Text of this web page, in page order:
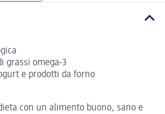
grassi omega-3
e prodotti da forno
con un alimento buono, sano e